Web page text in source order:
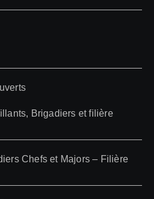
Brigadiers et filière
Chefs et Majors – Filière